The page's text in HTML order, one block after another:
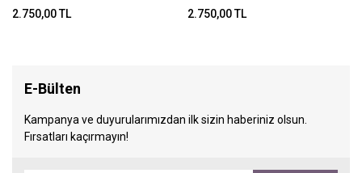
2.750,00 TL 2.750,00 TL
E-Bülten
Kampanya ve duyurularımızdan ilk sizin haberiniz olsun.
Fırsatları kaçırmayın!